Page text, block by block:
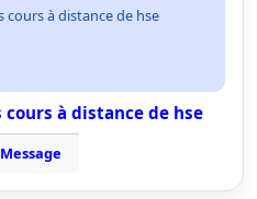
cours à distance de hse
à distance de hse